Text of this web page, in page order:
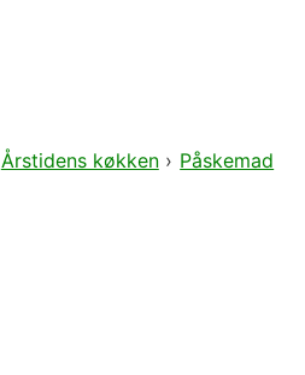
Årstidens køkken› Påskemad